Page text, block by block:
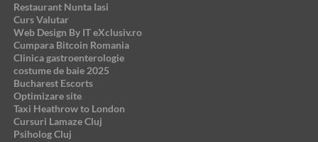
Restaurant Nunta Iasi
Curs Valutar
Web Design By IT eXclusiv.ro
Cumpara Bitcoin Romania
Clinica gastroenterologie
costume de baie 2025
Bucharest Escorts
Optimizare site
Taxi Heathrow to London
Cursuri Lamaze Cluj
Psiholog Cluj